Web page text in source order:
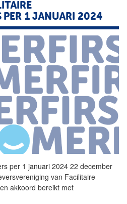
PER 1 JANUARI 2024
per 1 januari 2024 22 december
van Facilitaire
akkoord bereikt met